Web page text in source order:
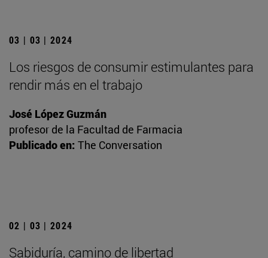
03 | 03 | 2024
Los riesgos de consumir estimulantes para
rendir más en el trabajo
José López Guzmán
profesor de la Facultad de Farmacia
Publicado en: The Conversation
02 | 03 | 2024
Sabiduría, camino de libertad